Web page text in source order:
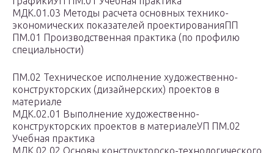
МДК.01.03 Методы расчета основных технико-
экономических показателей проектированияПП
ПМ.01 Производственная практика (по профилю
специальности)
ПМ.02 Техническое исполнение художественно-
конструкторских (дизайнерских) проектов в
материале
МДК.02.01 Выполнение художественно-
конструкторских проектов в материалеУП ПМ.02
Учебная практика
МДК.02.02 Основы конструкторско-технологического